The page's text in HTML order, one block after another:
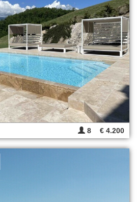
8 € 4.200